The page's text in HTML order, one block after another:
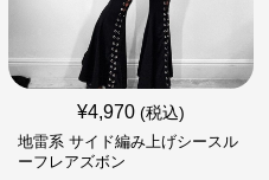
¥4,970 (税込)
地雷系 サイド編み上げシースル
ーフレアズボン